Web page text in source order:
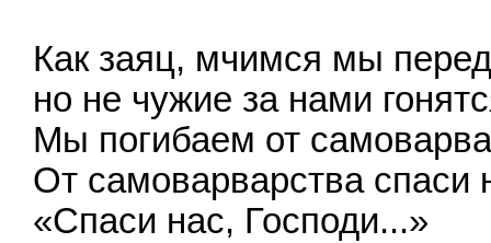
Как заяц, мчимся мы
но не чужие за нами
Мы погибаем от
От самоварварства спаси
«Спаси нас, Господи...»